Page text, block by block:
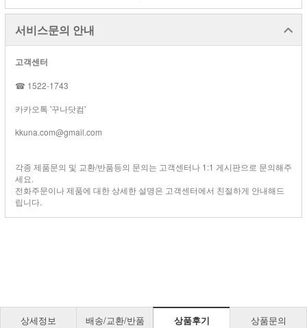
서비스문의 안내
고객센터
☎ 1522-1743
카카오톡 '꾸나닷컴'
kkuna.com@gmail.com
각종 제품문의 및 교환/반품등의 문의는 고객센터나 1:1 게시판으로 문의해주
세요.
전화주문이나 제품에 대한 상세한 설명은 고객센터에서 친절하게 안내해드
립니다.
상세정보 배송/교환/반품 상품후기 상품문의